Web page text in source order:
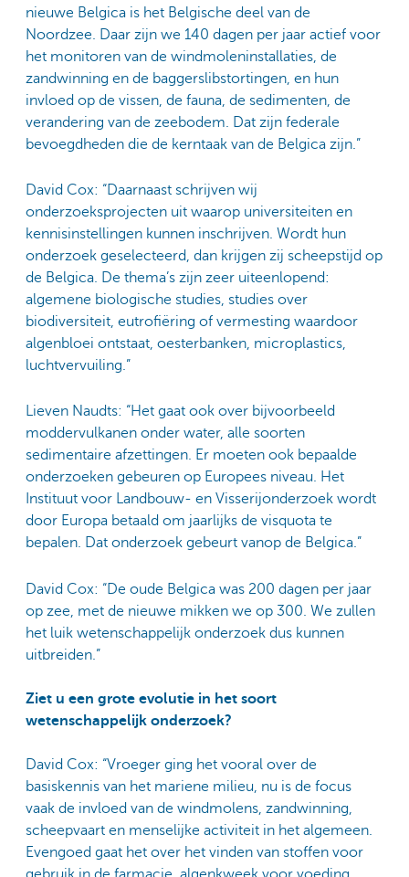
nieuwe Belgica is het Belgische deel van de
Noordzee. Daar zijn we 140 dagen per jaar actief voor
het monitoren van de windmoleninstallaties, de
zandwinning en de baggerslibstortingen, en hun
invloed op de vissen, de fauna, de sedimenten, de
verandering van de zeebodem. Dat zijn federale
bevoegdheden die de kerntaak van de Belgica zijn.”
David Cox: “Daarnaast schrijven wij
onderzoeksprojecten uit waarop universiteiten en
kennisinstellingen kunnen inschrijven. Wordt hun
onderzoek geselecteerd, dan krijgen zij scheepstijd op
de Belgica. De thema’s zijn zeer uiteenlopend:
algemene biologische studies, studies over
biodiversiteit, eutrofiëring of vermesting waardoor
algenbloei ontstaat, oesterbanken, microplastics,
luchtvervuiling.”
Lieven Naudts: “Het gaat ook over bijvoorbeeld
moddervulkanen onder water, alle soorten
sedimentaire afzettingen. Er moeten ook bepaalde
onderzoeken gebeuren op Europees niveau. Het
Instituut voor Landbouw- en Visserijonderzoek wordt
door Europa betaald om jaarlijks de visquota te
bepalen. Dat onderzoek gebeurt vanop de Belgica.”
David Cox: “De oude Belgica was 200 dagen per jaar
op zee, met de nieuwe mikken we op 300. We zullen
het luik wetenschappelijk onderzoek dus kunnen
uitbreiden.”
Ziet u een grote evolutie in het soort
wetenschappelijk onderzoek?
David Cox: “Vroeger ging het vooral over de
basiskennis van het mariene milieu, nu is de focus
vaak de invloed van de windmolens, zandwinning,
scheepvaart en menselijke activiteit in het algemeen.
Evengoed gaat het over het vinden van stoffen voor